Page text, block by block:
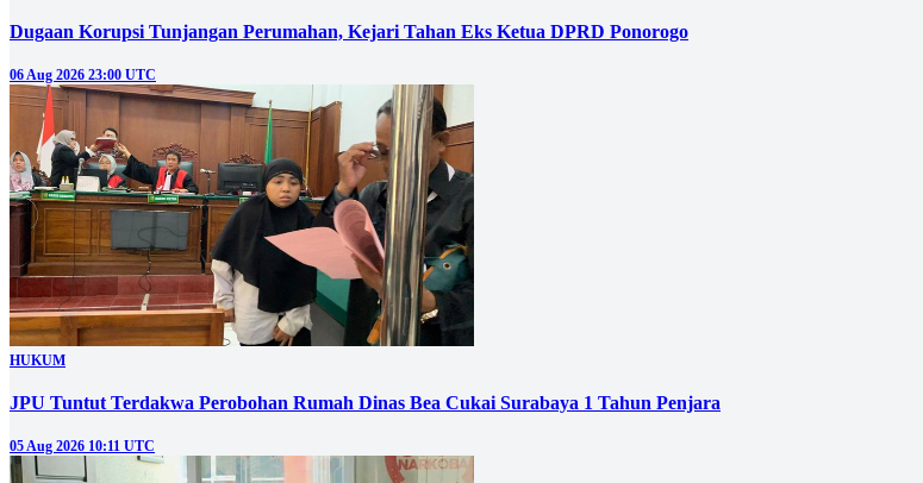
Dugaan Korupsi Tunjangan Perumahan, Kejari Tahan Eks Ketua DPRD Ponorogo
06 Aug 2026 23:00 UTC
HUKUM
JPU Tuntut Terdakwa Perobohan Rumah Dinas Bea Cukai Surabaya 1 Tahun Penjara
05 Aug 2026 10:11 UTC